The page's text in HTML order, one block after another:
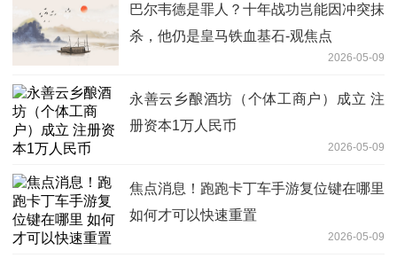
巴尔韦德是罪人？十年战功岂能因冲突抹
杀，他仍是皇马铁血基石-观焦点
2026-05-09
永善云乡酿酒坊（个体工商户）成立 注
册资本1万人民币
2026-05-09
焦点消息！跑跑卡丁车手游复位键在哪里
如何才可以快速重置
2026-05-09